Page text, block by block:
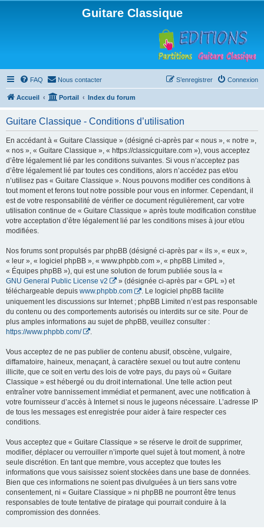
Guitare Classique
FAQ Nous contacter Connexion
S’enregistrer
Accueil Portail Index du forum
Guitare Classique - Conditions d’utilisation
En accédant à « Guitare Classique » (désigné ci-après par « nous », « notre »,
« nos », « Guitare Classique », « https://classicguitare.com »), vous acceptez
d’être légalement lié par les conditions suivantes. Si vous n’acceptez pas
d’être légalement lié par toutes ces conditions, alors n’accédez pas et/ou
n’utilisez pas « Guitare Classique ». Nous pouvons modifier ces conditions à
tout moment et ferons tout notre possible pour vous en informer. Cependant, il
est de votre responsabilité de vérifier ce document régulièrement, car votre
utilisation continue de « Guitare Classique » après toute modification constitue
votre acceptation d’être légalement lié par les conditions mises à jour et/ou
modifiées.
Nos forums sont propulsés par phpBB (désigné ci-après par « ils », « eux »,
« leur », « logiciel phpBB », « www.phpbb.com », « phpBB Limited »,
« Équipes phpBB »), qui est une solution de forum publiée sous la «
GNU General Public License v2
» (désignée ci-après par « GPL ») et
téléchargeable depuis www.phpbb.com
. Le logiciel phpBB facilite
uniquement les discussions sur Internet ; phpBB Limited n’est pas responsable
du contenu ou des comportements autorisés ou interdits sur ce site. Pour de
plus amples informations au sujet de phpBB, veuillez consulter :
https://www.phpbb.com/
Vous acceptez de ne pas publier de contenu abusif, obscène, vulgaire,
diffamatoire, haineux, menaçant, à caractère sexuel ou tout autre contenu
illicite, que ce soit en vertu des lois de votre pays, du pays où « Guitare
Classique » est hébergé ou du droit international. Une telle action peut
entraîner votre bannissement immédiat et permanent, avec une notification à
votre fournisseur d’accès à Internet si nous le jugeons nécessaire. L’adresse IP
de tous les messages est enregistrée pour aider à faire respecter ces
conditions.
Vous acceptez que « Guitare Classique » se réserve le droit de supprimer,
modifier, déplacer ou verrouiller n’importe quel sujet à tout moment, à notre
seule discrétion. En tant que membre, vous acceptez que toutes les
informations que vous saisissez soient stockées dans une base de données.
Bien que ces informations ne soient pas divulguées à un tiers sans votre
consentement, ni « Guitare Classique » ni phpBB ne pourront être tenus
responsables de toute tentative de piratage qui pourrait conduire à la
compromission des données.